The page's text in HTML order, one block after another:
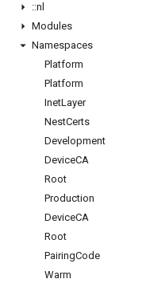
::nl
Modules
Namespaces
Platform
Platform
InetLayer
NestCerts
Development
DeviceCA
Root
Production
DeviceCA
Root
PairingCode
Warm